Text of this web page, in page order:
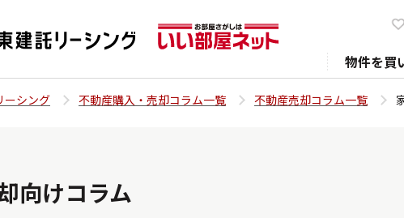
物件を買
ーシング 不動産購入・売却コラム一覧 不動産売却コラム一覧
向けコラム